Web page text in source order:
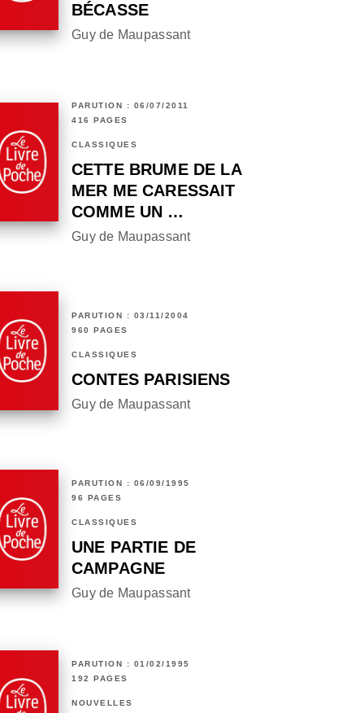
BÉCASSE
Guy de Maupassant
PARUTION : 06/07/2011
416 PAGES
CLASSIQUES
CETTE BRUME DE LA
MER ME CARESSAIT
COMME UN …
Guy de Maupassant
PARUTION : 03/11/2004
960 PAGES
CLASSIQUES
CONTES PARISIENS
Guy de Maupassant
PARUTION : 06/09/1995
96 PAGES
CLASSIQUES
UNE PARTIE DE
CAMPAGNE
Guy de Maupassant
PARUTION : 01/02/1995
192 PAGES
NOUVELLES